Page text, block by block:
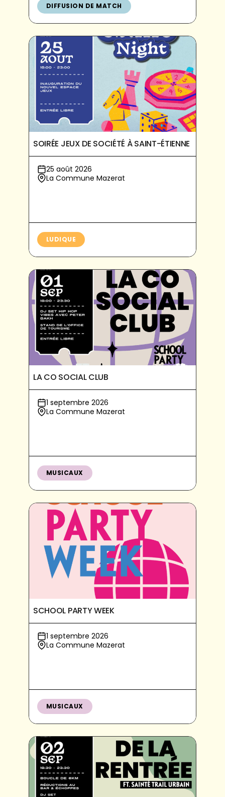
DIFFUSION DE MATCH
SOIRÉE JEUX DE SOCIÉTÉ À SAINT-ÉTIENNE
25 août 2026
La Commune Mazerat
LUDIQUE
LA CO SOCIAL CLUB
1 septembre 2026
La Commune Mazerat
MUSICAUX
SCHOOL PARTY WEEK
1 septembre 2026
La Commune Mazerat
MUSICAUX